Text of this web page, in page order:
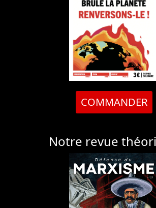
COMMANDER
Notre revue